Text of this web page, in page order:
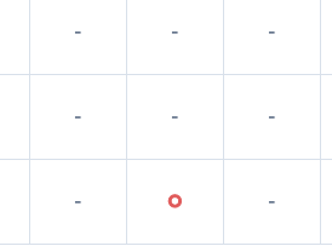
- - -
- - -
- ○ -